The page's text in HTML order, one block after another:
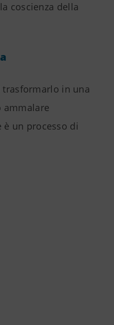
coscienza della
trasformarlo in una
ammalare
un processo di